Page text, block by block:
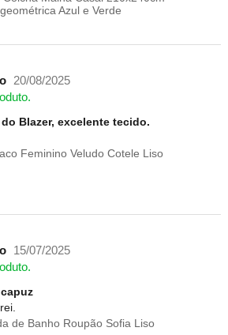
Azul e Verde
20/08/2025
Blazer, excelente tecido.
Feminino Veludo Cotele Liso
15/07/2025
de Banho Roupão Sofia Liso